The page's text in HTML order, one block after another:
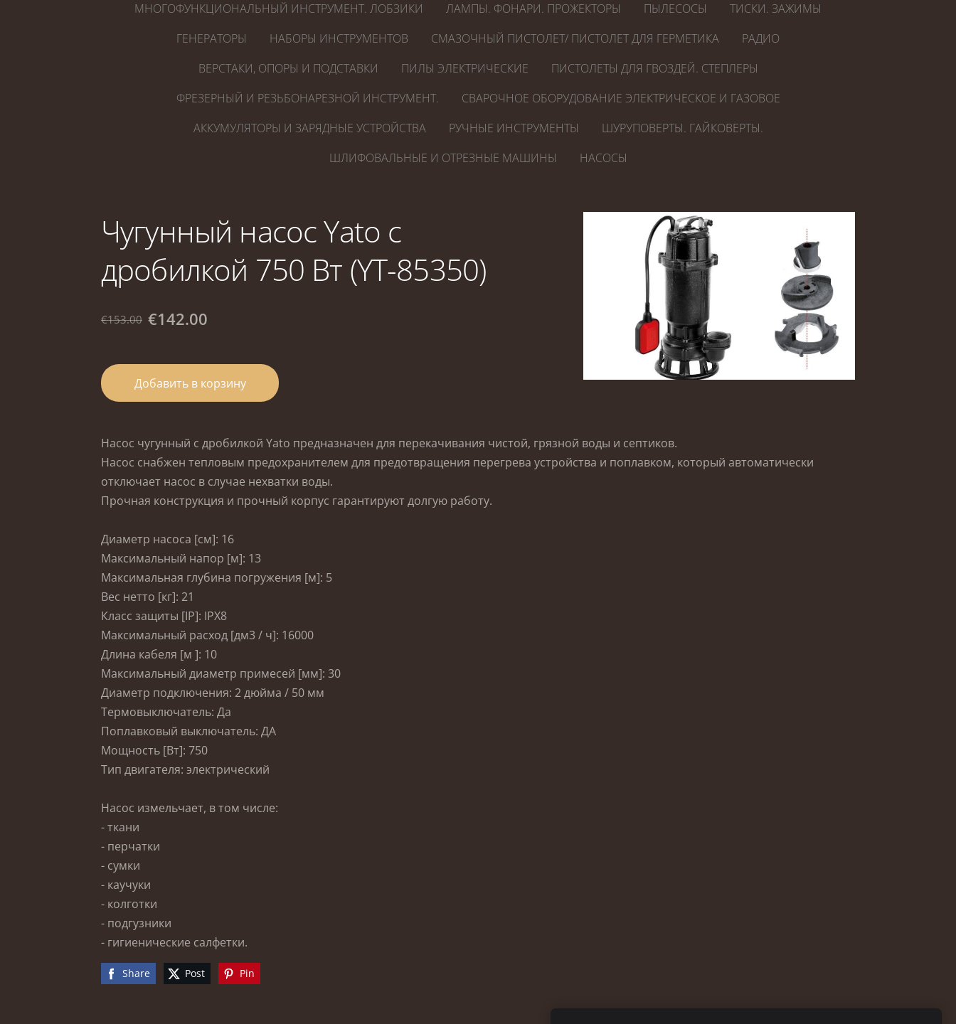
МНОГОФУНКЦИОНАЛЬНЫЙ ИНСТРУМЕНТ. ЛОБЗИКИ
ЛАМПЫ. ФОНАРИ. ПРОЖЕКТОРЫ ПЫЛЕСОСЫ
ТИСКИ. ЗАЖИМЫ
ГЕНЕРАТОРЫ
НАБОРЫ ИНСТРУМЕНТОВ СМАЗОЧНЫЙ ПИСТОЛЕТ/ ПИСТОЛЕТ ДЛЯ ГЕРМЕТИКА
РАДИО
ВЕРСТАКИ, ОПОРЫ И ПОДСТАВКИ
ПИЛЫ ЭЛЕКТРИЧЕСКИЕ
ПИСТОЛЕТЫ ДЛЯ ГВОЗДЕЙ. СТЕПЛЕРЫ
ФРЕЗЕРНЫЙ И РЕЗЬБОНАРЕЗНОЙ ИНСТРУМЕНТ.
СВАРОЧНОЕ ОБОРУДОВАНИЕ ЭЛЕКТРИЧЕСКОЕ И ГАЗОВОЕ
АККУМУЛЯТОРЫ И ЗАРЯДНЫЕ УСТРОЙСТВА
РУЧНЫЕ ИНСТРУМЕНТЫ
ШУРУПОВЕРТЫ. ГАЙКОВЕРТЫ.
ШЛИФОВАЛЬНЫЕ И ОТРЕЗНЫЕ МАШИНЫ
НАСОСЫ
Чугунный насос Yato с
дробилкой 750 Вт (YT-85350)
€153.00 €142.00
Добавить в корзину
Насос чугунный с дробилкой Yato предназначен для перекачивания чистой, грязной воды и септиков.
Насос снабжен тепловым предохранителем для предотвращения перегрева устройства и поплавком, который автоматически
отключает насос в случае нехватки воды.
Прочная конструкция и прочный корпус гарантируют долгую работу.
Диаметр насоса [см]: 16
Максимальный напор [м]: 13
Максимальная глубина погружения [м]: 5
Вес нетто [кг]: 21
Класс защиты [IP]: IPX8
Максимальный расход [дм3 / ч]: 16000
Длина кабеля [м ]: 10
Максимальный диаметр примесей [мм]: 30
Диаметр подключения: 2 дюйма / 50 мм
Термовыключатель: Да
Поплавковый выключатель: ДА
Мощность [Вт]: 750
Тип двигателя: электрический
Насос измельчает, в том числе:
- ткани
- перчатки
- сумки
- каучуки
- колготки
- подгузники
- гигиенические салфетки.
Share Post Pin